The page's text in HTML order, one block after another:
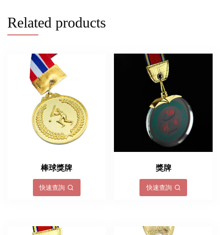
Related products
棒球獎牌
快速查詢
獎牌
快速查詢